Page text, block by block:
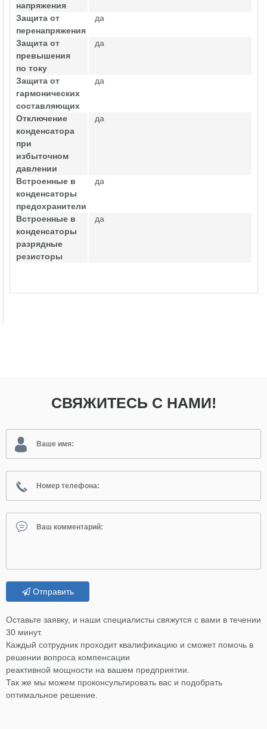
напряжения
Защита от
перенапряжения
да
Защита от
превышения
по току
да
Защита от
гармонических
составляющих
да
Отключение
конденсатора
при
избыточном
давлении
да
Встроенные в
конденсаторы
предохранители
да
Встроенные в
конденсаторы
разрядные
резисторы
да
СВЯЖИТЕСЬ С НАМИ!
Отправить
Оставьте заявку, и наши специалисты свяжутся с вами в течении
30 минут.
Каждый сотрудник проходит квалификацию и сможет помочь в
решении вопроса компенсации
реактивной мощности на вашем предприятии.
Так же мы можем проконсультировать вас и подобрать
оптимальное решение.